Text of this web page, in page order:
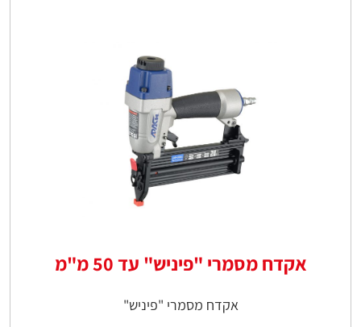
אקדח מסמרי "פיניש" עד 50 מ"מ
אקדח מסמרי "פיניש"